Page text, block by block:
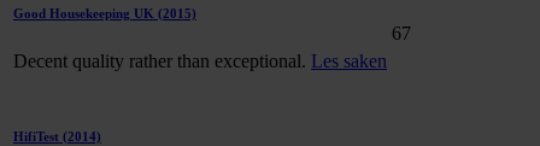
Good Housekeeping UK (2015)
Decent quality rather than exceptional. Les saken
67
HifiTest (2014)